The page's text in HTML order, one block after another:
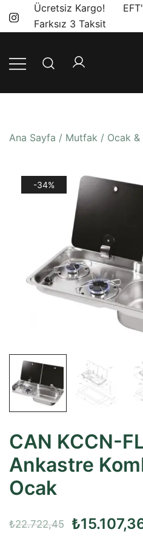
Ücretsiz Kargo!
Farksız 3 Taksit
Ana Sayfa / Mutfak / Ocak &
-34%
CAN KCCN-
Ankastre
Ocak
₺22.722,45
Orijinal
₺